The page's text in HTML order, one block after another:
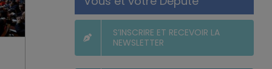
S’INSCRIRE ET RECEVOIR LA
NEWSLETTER